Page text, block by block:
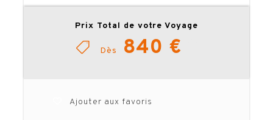
Prix Total de votre Voyage
Dès 840 €
Ajouter aux favoris